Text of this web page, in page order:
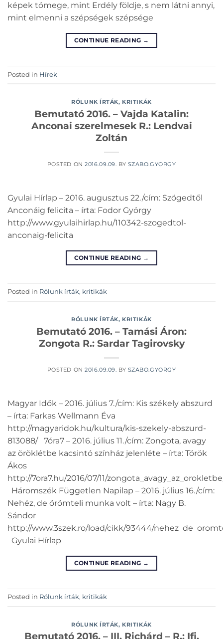
képek tömege, mint Erdély földje, s nem látni annyi,
mint elmenni a szépségek szépsége
CONTINUE READING →
Posted in Hírek
RÓLUNK ÍRTÁK, KRITIKÁK
Bemutató 2016. – Vajda Katalin:
Anconai szerelmesek R.: Lendvai
Zoltán
POSTED ON2016.09.09. BY SZABO.GYORGY
Gyulai Hírlap – 2016. augusztus 22./cím: Szögedtől
Anconáig felicita – írta: Fodor György
http://www.gyulaihirlap.hu/110342-szogedtol-
anconaig-felicita
CONTINUE READING →
Posted in Rólunk írták, kritikák
RÓLUNK ÍRTÁK, KRITIKÁK
Bemutató 2016. – Tamási Áron:
Zongota R.: Sardar Tagirovsky
POSTED ON2016.09.09. BY SZABO.GYORGY
Magyar Idők – 2016. július 7./cím: Kis székely abszurd
– írta: Farkas Wellmann Éva
http://magyaridok.hu/kultura/kis-szekely-abszurd-
813088/ 7óra7 – 2016. július 11./cím: Zongota, avagy
az öröklétbe kacsintó színház jelenléte – írta: Török
Ákos
http://7ora7.hu/2016/07/11/
Háromszék Független Napilap – 2016. július 16./cím:
Nehéz, de örömteli munka volt – írta: Nagy B.
Sándor
http://www.3szek.ro/load/cikk/93444/
Gyulai Hírlap
CONTINUE READING →
Posted in Rólunk írták, kritikák
RÓLUNK ÍRTÁK, KRITIKÁK
Bemutató 2016. – III. Richárd – R.: Ifj.